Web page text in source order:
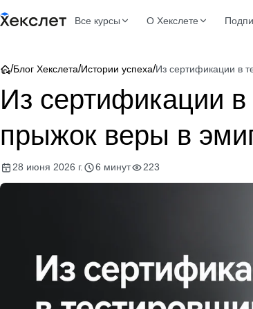
Все курсы О Хекслете
/Блог Хекслета/Истории успеха/Из сертификации в
Из сертификации
прыжок веры в
28 июня 2026 г. 6 минут 223